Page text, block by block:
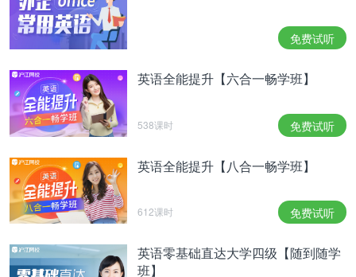
免费试听
英语全能提升【六合一畅学班】
538课时 免费试听
英语全能提升【八合一畅学班】
612课时 免费试听
英语零基础直达大学四级【随到随学
班】